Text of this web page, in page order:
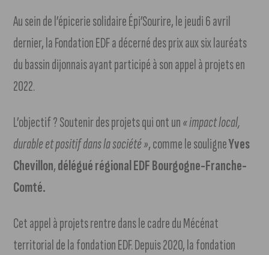
Au sein de l’épicerie solidaire Épi’Sourire, le jeudi 6 avril
dernier, la Fondation EDF a décerné des prix aux six lauréats
du bassin dijonnais ayant participé à son appel à projets en
2022.
L’objectif ? Soutenir des projets qui ont un« impact local,
durable et positif dans la société », comme le souligneYves
Chevillon,délégué régional EDF Bourgogne-Franche-
Comté.
Cet appel à projets rentre dans le cadre du Mécénat
territorial de la fondation EDF. Depuis 2020, la fondation